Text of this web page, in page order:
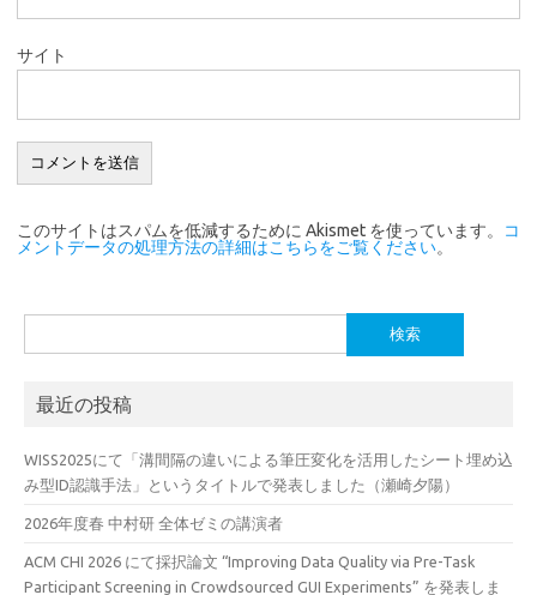
サイト
このサイトはスパムを低減するために Akismet を使っています。
コ
メントデータの処理方法の詳細はこちらをご覧ください。
索:
最近の投稿
WISS2025にて「溝間隔の違いによる筆圧変化を活用したシート埋め込
み型ID認識手法」というタイトルで発表しました（瀬崎夕陽）
2026年度春 中村研 全体ゼミの講演者
ACM CHI 2026 にて採択論文 “Improving Data Quality via Pre-Task
Participant Screening in Crowdsourced GUI Experiments” を発表しま